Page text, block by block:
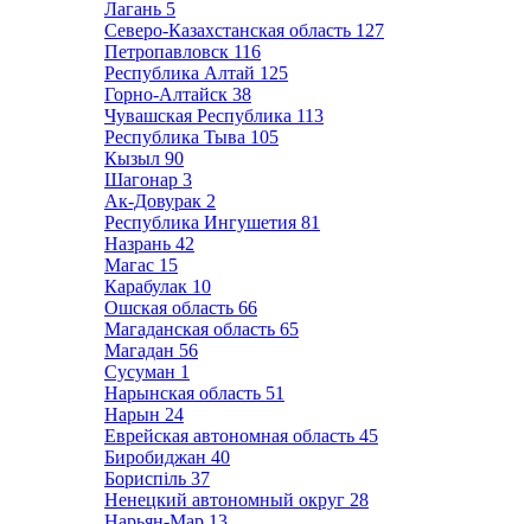
Лагань 5
Северо-Казахстанская область 127
Петропавловск 116
Республика Алтай 125
Горно-Алтайск 38
Чувашская Республика 113
Республика Тыва 105
Кызыл 90
Шагонар 3
Ак-Довурак 2
Республика Ингушетия 81
Назрань 42
Магас 15
Карабулак 10
Ошская область 66
Магаданская область 65
Магадан 56
Сусуман 1
Нарынская область 51
Нарын 24
Еврейская автономная область 45
Биробиджан 40
Бориспіль 37
Ненецкий автономный округ 28